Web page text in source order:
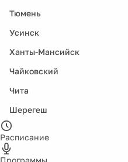
Тюмень
Усинск
Ханты-Мансийск
Чайковский
Чита
Шерегеш
Расписание
Программы